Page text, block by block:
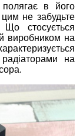
в його
не забудьте
стосується
виробником на
на